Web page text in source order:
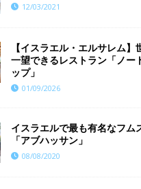
12/03/2021
【イスラエル・エルサレム
一望できるレストラン「ノー
ップ」
01/09/2026
イスラエルで最も有名なフム
「アブハッサン」
08/08/2020